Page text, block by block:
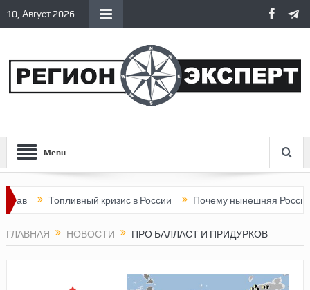
10, Август 2026
Menu
Топливный кризис в России Почему нынешняя Россия стала
ГЛАВНАЯ НОВОСТИ ПРО БАЛЛАСТ И ПРИДУРКОВ